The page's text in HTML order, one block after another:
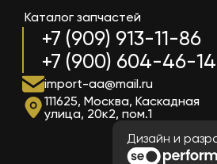
+7 (909) 913-11-86
+7 (900) 604-46-14
Каталог запчастей
import-aa@mail.ru
111625, Москва, Каскадная
улица, 20к2, пом.1
Дизайн и